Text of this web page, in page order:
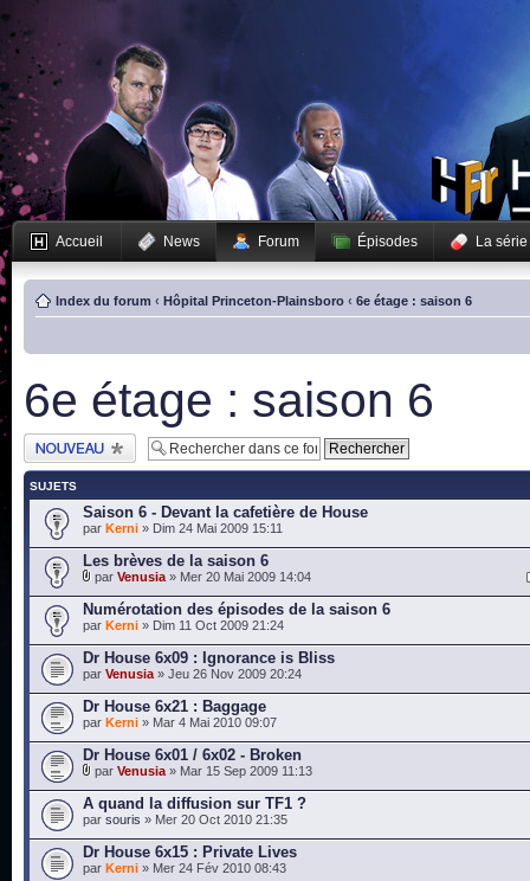
Accueil News Forum Épisodes La série
Index du forum ‹ Hôpital Princeton-Plainsboro ‹ 6e étage : saison 6
6e étage : saison 6
Publier un nouveau
sujet
SUJETS
Saison 6 - Devant la cafetière de House
par Kerni » Dim 24 Mai 2009 15:11
Les brèves de la saison 6
par Venusia » Mer 20 Mai 2009 14:04
Numérotation des épisodes de la saison 6
par Kerni » Dim 11 Oct 2009 21:24
Dr House 6x09 : Ignorance is Bliss
par Venusia » Jeu 26 Nov 2009 20:24
Dr House 6x21 : Baggage
par Kerni » Mar 4 Mai 2010 09:07
Dr House 6x01 / 6x02 - Broken
par Venusia » Mar 15 Sep 2009 11:13
A quand la diffusion sur TF1 ?
par souris » Mer 20 Oct 2010 21:35
Dr House 6x15 : Private Lives
par Kerni » Mer 24 Fév 2010 08:43